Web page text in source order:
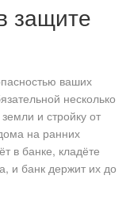
защите
ваших
несколько
и стройку от
на ранних
в банке, кладёте
и банк держит их до